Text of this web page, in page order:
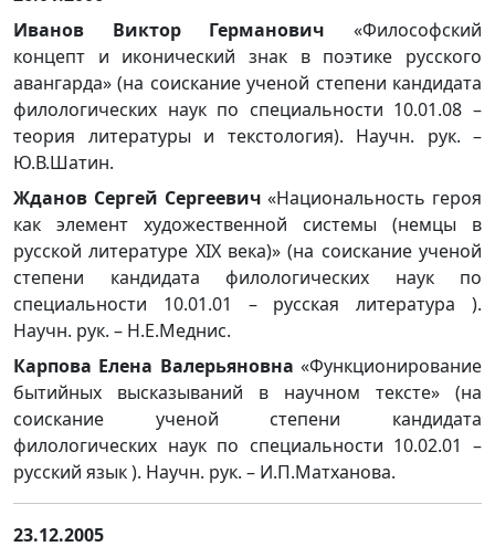
Иванов Виктор Германович «Философский
концепт и иконический знак в поэтике русского
авангарда» (на соискание ученой степени кандидата
филологических наук по специальности 10.01.08 –
теория литературы и текстология). Научн. рук. –
Ю.В.Шатин.
Жданов Сергей Сергеевич «Национальность героя
как элемент художественной системы (немцы в
русской литературе XIX века)» (на соискание ученой
степени кандидата филологических наук по
специальности 10.01.01 – русская литература ).
Научн. рук. – Н.Е.Меднис.
Карпова Елена Валерьяновна «Функционирование
бытийных высказываний в научном тексте» (на
соискание ученой степени кандидата
филологических наук по специальности 10.02.01 –
русский язык ). Научн. рук. – И.П.Матханова.
23.12.2005